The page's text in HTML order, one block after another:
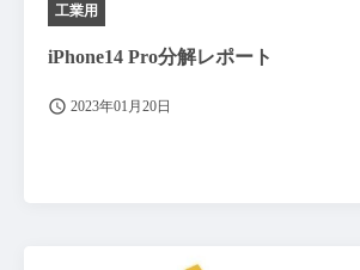
工業用
iPhone14 Pro分解レポート
2023年01月20日